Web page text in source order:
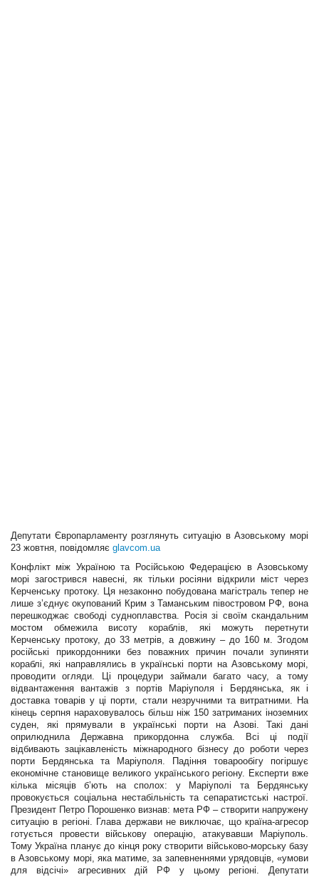
Депутати Європарламенту розглянуть ситуацію в Азовському морі
23 жовтня, повідомляє glavcom.ua
Конфлікт між Україною та Російською Федерацією в Азовському
морі загострився навесні, як тільки росіяни відкрили міст через
Керченську протоку. Ця незаконно побудована магістраль тепер не
лише з’єднує окупований Крим з Таманським півостровом РФ, вона
перешкоджає свободі судноплавства. Росія зі своїм скандальним
мостом обмежила висоту кораблів, які можуть перетнути
Керченську протоку, до 33 метрів, а довжину – до 160 м. Згодом
російські прикордонники без поважних причин почали зупиняти
кораблі, які направлялись в українські порти на Азовському морі,
проводити огляди. Ці процедури займали багато часу, а тому
відвантаження вантажів з портів Маріуполя і Бердянська, як і
доставка товарів у ці порти, стали незручними та витратними. На
кінець серпня нараховувалось більш ніж 150 затриманих іноземних
суден, які прямували в українські порти на Азові. Такі дані
оприлюднила Державна прикордонна служба. Всі ці події
відбивають зацікавленість міжнародного бізнесу до роботи через
порти Бердянська та Маріуполя. Падіння товарообігу погіршує
економічне становище великого українського регіону. Експерти вже
кілька місяців б’ють на сполох: у Маріуполі та Бердянську
провокується соціальна нестабільність та сепаратистські настрої.
Президент Петро Порошенко визнав: мета РФ – створити напружену
ситуацію в регіоні. Глава держави не виключає, що країна-агресор
готується провести військову операцію, атакувавши Маріуполь.
Тому Україна планує до кінця року створити військово-морську базу
в Азовському морі, яка матиме, за запевненнями урядовців, «умови
для відсічі» агресивних дій РФ у цьому регіоні. Депутати